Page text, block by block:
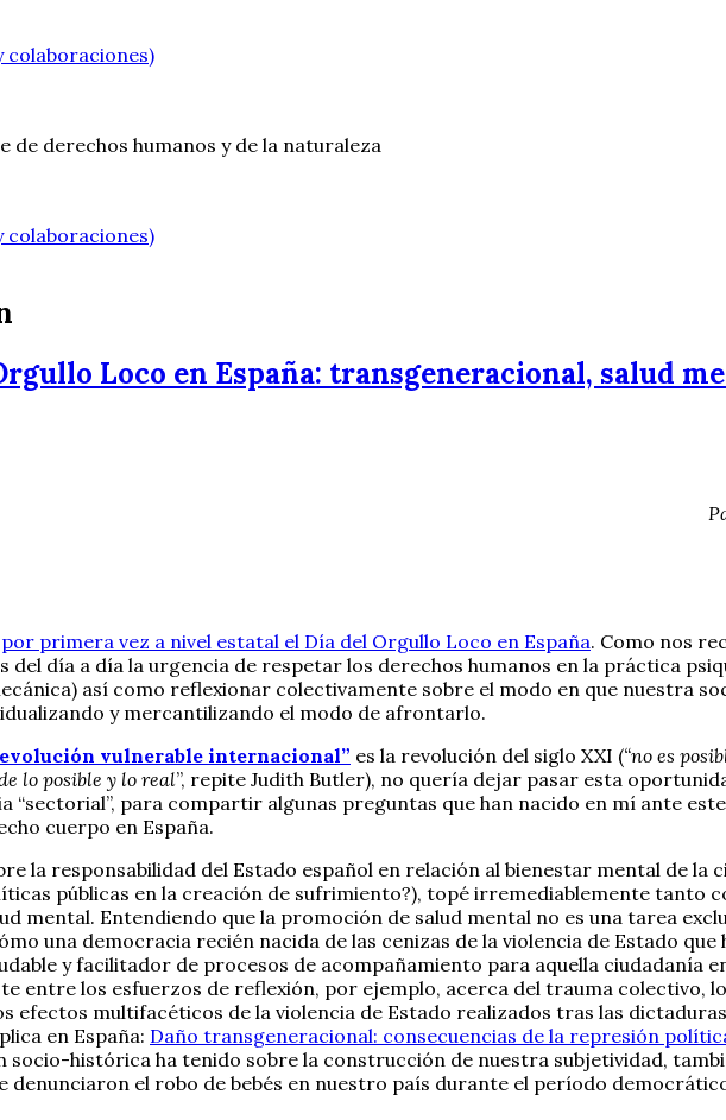
colaboraciones)
de derechos humanos y de la naturaleza
colaboraciones)
Loco en España: transgeneracional, salud
por primera vez a nivel estatal el Día del Orgullo Loco en España. Como nos
del día a día la urgencia de respetar los derechos humanos en la práctica
así como reflexionar colectivamente sobre el modo en que nuestra
y mercantilizando el modo de afrontarlo.
vulnerable internacional” es la revolución del siglo XXI (“no es
lo posible y lo real”, repite Judith Butler), no quería dejar pasar esta
“sectorial”, para compartir algunas preguntas que han nacido en mí ante
cuerpo en España.
la responsabilidad del Estado español en relación al bienestar mental de la
públicas en la creación de sufrimiento?), topé irremediablemente tanto
mental. Entendiendo que la promoción de salud mental no es una tarea
una democracia recién nacida de las cenizas de la violencia de Estado
y facilitador de procesos de acompañamiento para aquella ciudadanía
entre los esfuerzos de reflexión, por ejemplo, acerca del trauma colectivo,
efectos multifacéticos de la violencia de Estado realizados tras las
en España: Daño transgeneracional: consecuencias de la represión
socio-histórica ha tenido sobre la construcción de nuestra subjetividad,
denunciaron el robo de bebés en nuestro país durante el período